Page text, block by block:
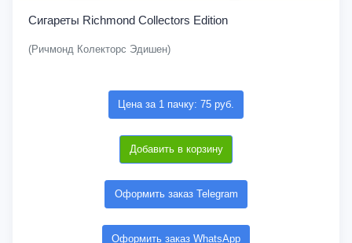
Сигареты Richmond Collectors Edition
(Ричмонд Колекторс Эдишен)
Цена за 1 пачку: 75 руб.
Добавить в корзину
Оформить заказ Telegram
Оформить заказ WhatsApp